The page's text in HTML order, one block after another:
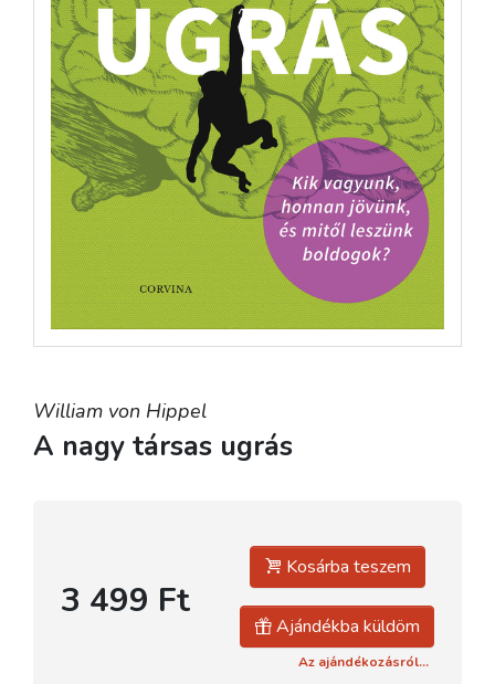
William von Hippel
A nagy társas ugrás
3 499 Ft
Kosárba teszem
Ajándékba küldöm
Az ajándékozásról...